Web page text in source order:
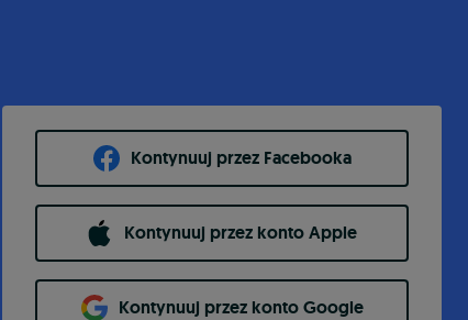
Kontynuuj przez Facebooka
Kontynuuj przez konto Apple
Kontynuuj przez konto Google